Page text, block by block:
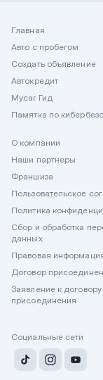
Главная
Авто с пробегом
Создать объявление
Автокредит
Mycar Гид
Памятка по
О компании
Наши партнеры
Франшиза
Пользовательское
Политика
Сбор и обработка
данных
Правовая
Договор
Заявление к договору
присоединения
Социальные сети